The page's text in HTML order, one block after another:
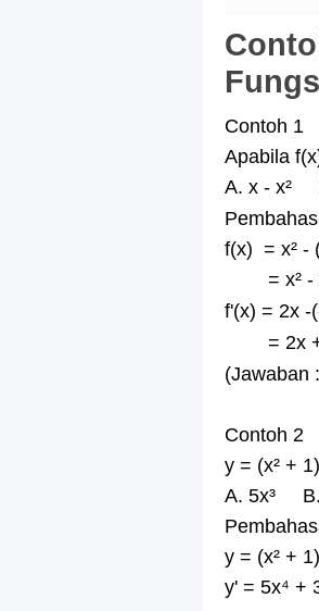
Contoh 1
Apabila
A. x - x²
f(x) = x² -
= x² -
f'(x) = 2x -
= 2x
(Jawaban
Contoh 2
y = (x² +
A. 5x³ B.
y = (x² +
y' = 5x⁴ +